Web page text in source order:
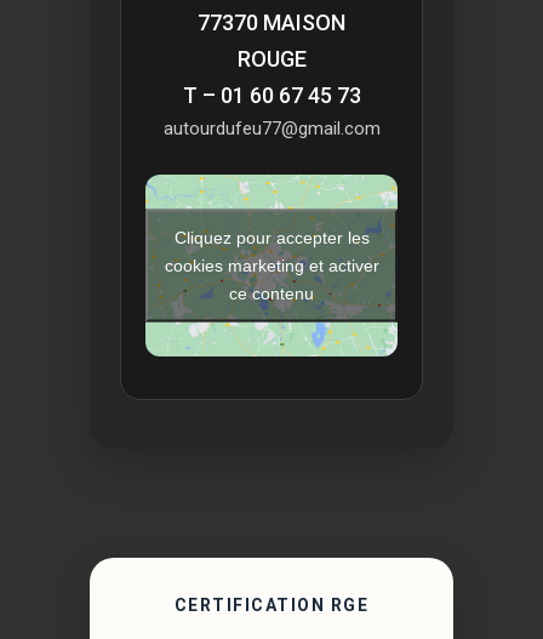
77370 MAISON
ROUGE
T – 01 60 67 45 73
autourdufeu77@gmail.com
Cliquez pour accepter les
cookies marketing et activer
ce contenu
CERTIFICATION RGE